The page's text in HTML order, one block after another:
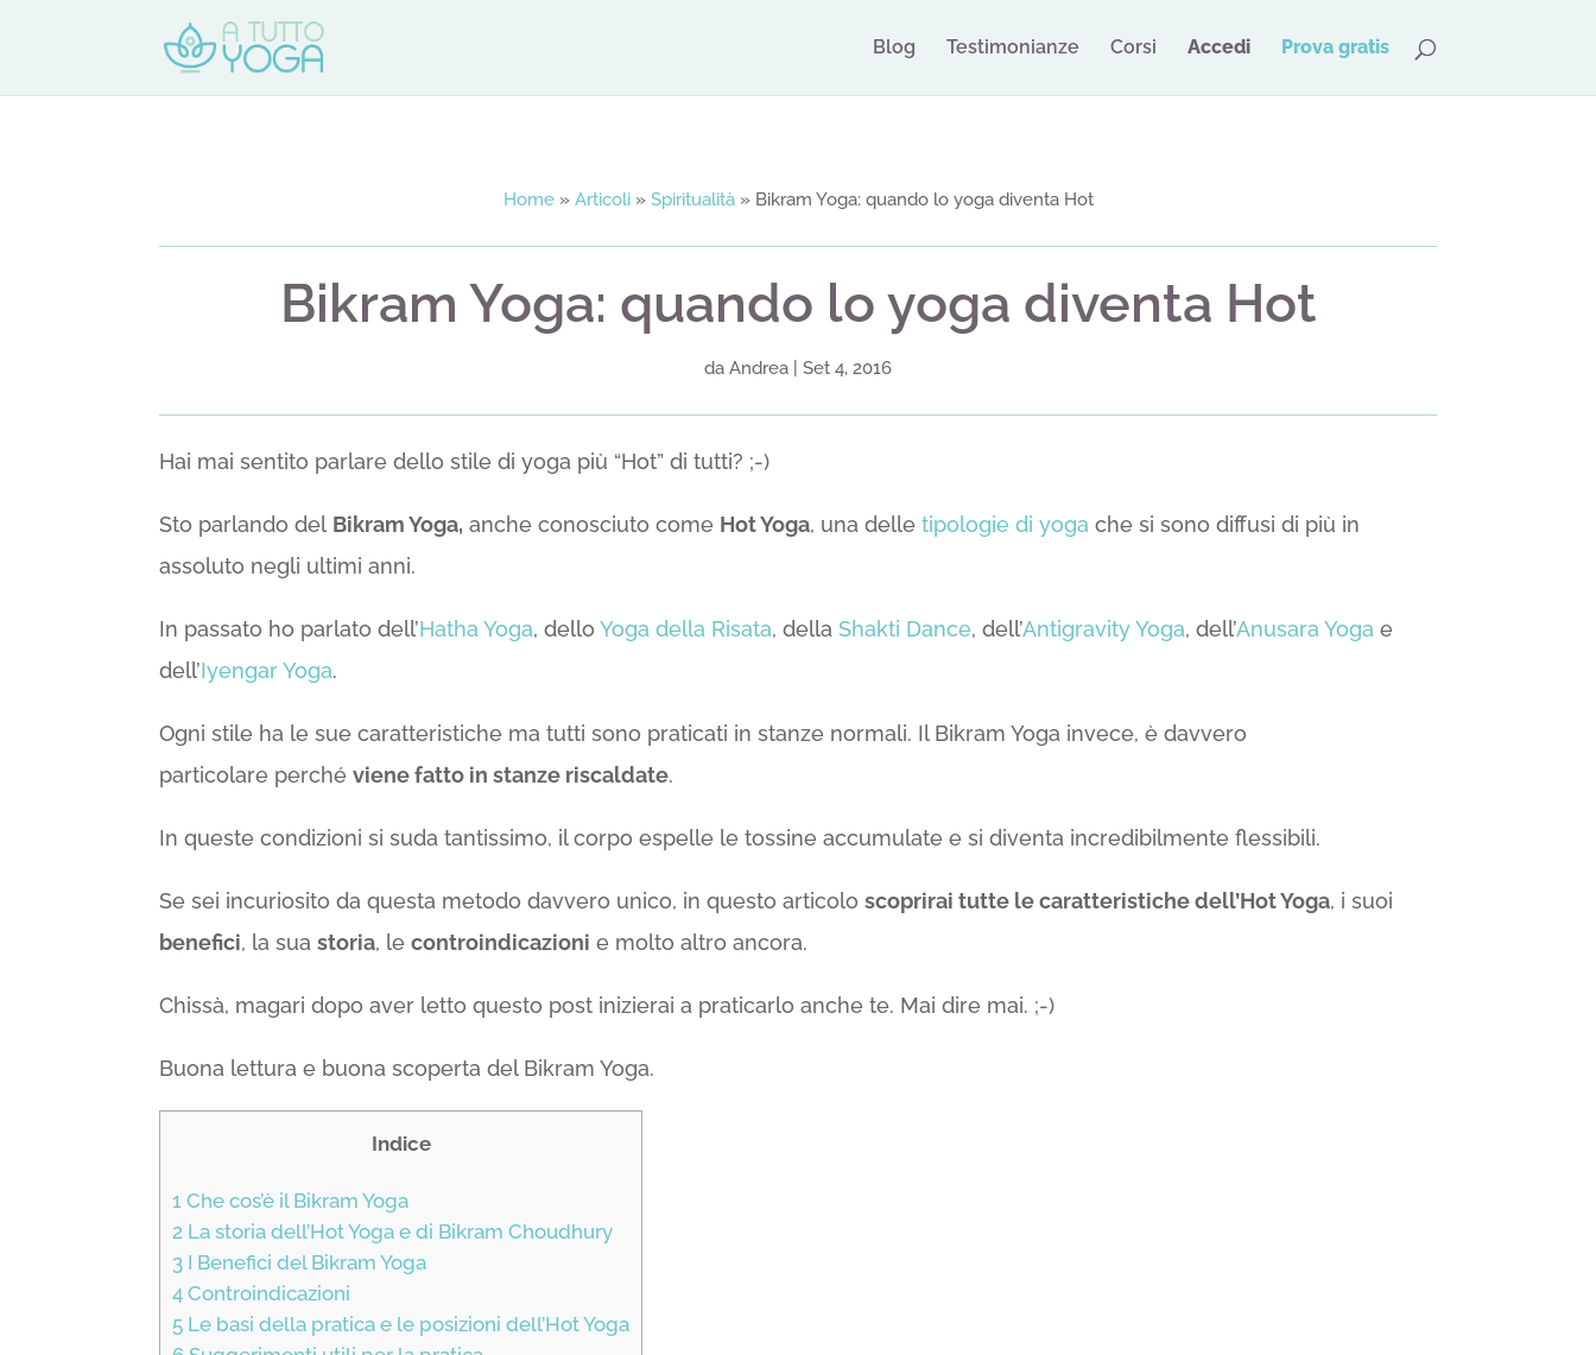
Blog Testimonianze Corsi Accedi Prova gratis
Home» Articoli» Spiritualità» Bikram Yoga: quando lo yoga diventa Hot
Bikram Yoga: quando lo yoga diventa Hot
da Andrea Set 4, 2016
Hai mai sentito parlare dello stile di yoga più “Hot” di tutti? ;-)
Sto parlando del Bikram Yoga, anche conosciuto come Hot Yoga, una delletipologie di yoga che si sono diffusi di più in
assoluto negli ultimi anni.
In passato ho parlato dell’Hatha Yoga, delloYoga della Risata, dellaShakti Dance, dell’Antigravity Yoga, dell’Anusara Yoga e
dell’Iyengar Yoga.
Ogni stile ha le sue caratteristiche ma tutti sono praticati in stanze normali. Il Bikram Yoga invece, è davvero
particolare perchéviene fatto in stanze riscaldate.
In queste condizioni si suda tantissimo, il corpo espelle le tossine accumulate e si diventa incredibilmente flessibili.
Se sei incuriosito da questa metodo davvero unico, in questo articoloscoprirai tutte le caratteristiche dell’Hot Yoga, i suoi
benefici, la suastoria, lecontroindicazioni e molto altro ancora.
Chissà, magari dopo aver letto questo post inizierai a praticarlo anche te. Mai dire mai. ;-)
Buona lettura e buona scoperta del Bikram Yoga.
Indice
1 Che cos’è il Bikram Yoga
2 La storia dell’Hot Yoga e di Bikram Choudhury
3 I Benefici del Bikram Yoga
4 Controindicazioni
5 Le basi della pratica e le posizioni dell’Hot Yoga